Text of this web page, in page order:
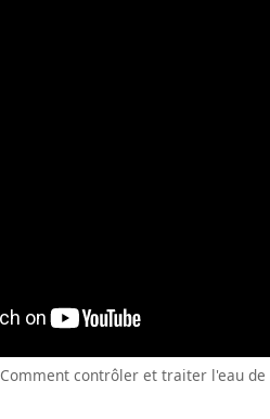
Comment contrôler et traiter l'eau de